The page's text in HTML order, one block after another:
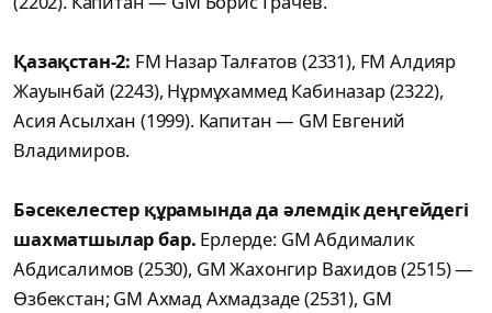
Қазақстан-2: FM Назар Талғатов (2331), FM Алдияр
Жауынбай (2243), Нұрмұхаммед Кабиназар (2322),
Асия Асылхан (1999). Капитан — GM Евгений
Владимиров.
Бәсекелестер құрамында да әлемдік деңгейдегі
шахматшылар бар. Ерлерде: GM Абдималик
Абдисалимов (2530), GM Жахонгир Вахидов (2515) —
Өзбекстан; GM Ахмад Ахмадзаде (2531), GM